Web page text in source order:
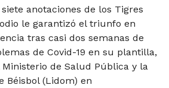
anotaciones de los Tigres
le garantizó el triunfo en
tras casi dos semanas de
de Covid-19 en su plantilla,
de Salud Pública y la
Béisbol (Lidom) en